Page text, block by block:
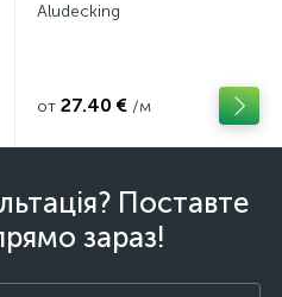
Aludecking
от 27.40 € /м
Поставте
зараз!